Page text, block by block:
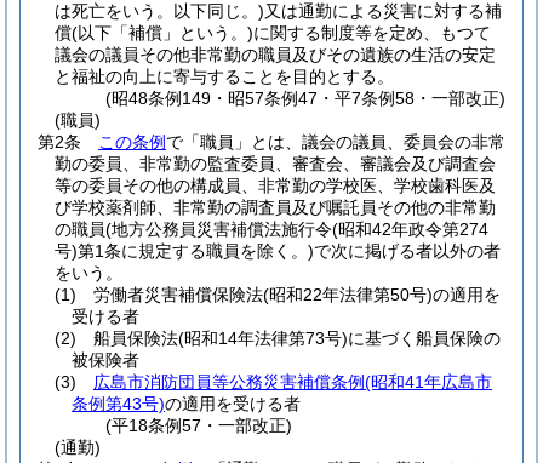
は死亡をいう。以下同じ。)又は通勤による災害に対する補
償(以下「補償」という。)に関する制度等を定め、もつて
議会の議員その他非常勤の職員及びその遺族の生活の安定
と福祉の向上に寄与することを目的とする。
(昭48条例149・昭57条例47・平7条例58・一部改正)
(職員)
第2条
この条例 で「職員」とは、議会の議員、委員会の非常
勤の委員、非常勤の監査委員、審査会、審議会及び調査会
等の委員その他の構成員、非常勤の学校医、学校歯科医及
び学校薬剤師、非常勤の調査員及び嘱託員その他の非常勤
の職員(地方公務員災害補償法施行令(昭和42年政令第274
号)第1条に規定する職員を除く。)で次に掲げる者以外の者
をいう。
(1)
労働者災害補償保険法(昭和22年法律第50号)の適用を
受ける者
(2)
船員保険法(昭和14年法律第73号)に基づく船員保険の
被保険者
(3)
広島市消防団員等公務災害補償条例(昭和41年広島市
条例第43号)の適用を受ける者
(平18条例57・一部改正)
(通勤)